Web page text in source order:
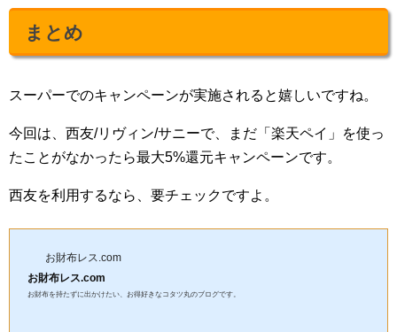
まとめ
スーパーでのキャンペーンが実施されると嬉しいですね。
今回は、西友/リヴィン/サニーで、まだ「楽天ペイ」を使っ
たことがなかったら最大5%還元キャンペーンです。
西友を利用するなら、要チェックですよ。
お財布レス.com
お財布レス.com
お財布を持たずに出かけたい、お得好きなコタツ丸のブログです。